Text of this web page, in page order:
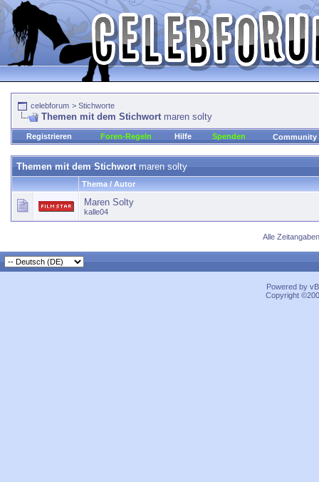
celebforum > Stichworte
Themen mit dem Stichwort maren solty
Registrieren Foren-Regeln Hilfe Spenden Community
Themen mit dem Stichwortmaren solty
Thema / Autor
Maren Solty
kalle04
Alle
Powered by
Copyright